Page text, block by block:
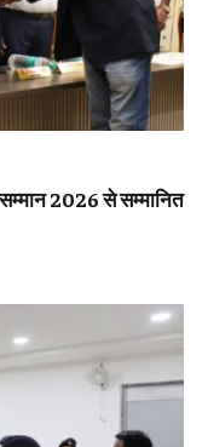
2026 से सम्मानित